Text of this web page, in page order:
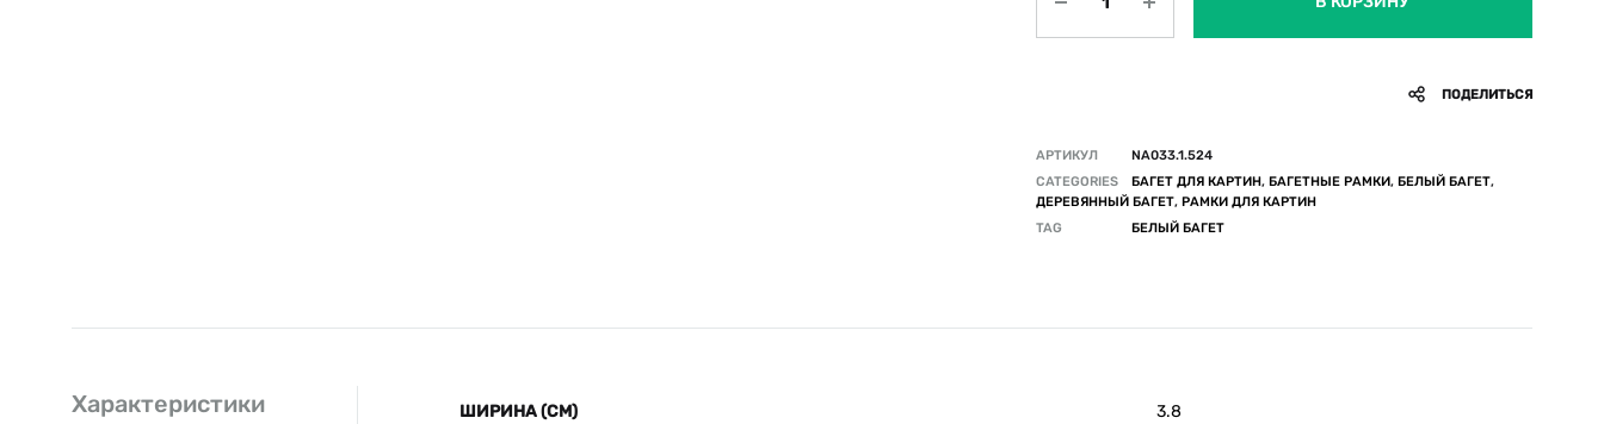
ПОДЕЛИТЬСЯ
АРТИКУЛ
NA033.1.524
CATEGORIES
БАГЕТ ДЛЯ КАРТИН, БАГЕТНЫЕ РАМКИ, БЕЛЫЙ БАГЕТ,
ДЕРЕВЯННЫЙ БАГЕТ, РАМКИ ДЛЯ КАРТИН
TAG
БЕЛЫЙ БАГЕТ
Характеристики ШИРИНА (СМ) 3.8